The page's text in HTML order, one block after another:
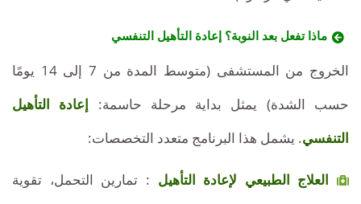
ماذا تفعل بعد النوبة؟ إعادة التأهيل التنفسي
الخروج من المستشفى (متوسط المدة من 7 إلى 14 يومًا
حسب الشدة) يمثل بداية مرحلة حاسمة: إعادة التأهيل
التنفسي. يشمل هذا البرنامج متعدد التخصصات:
العلاج الطبيعي لإعادة التأهيل : تمارين التحمل، تقوية